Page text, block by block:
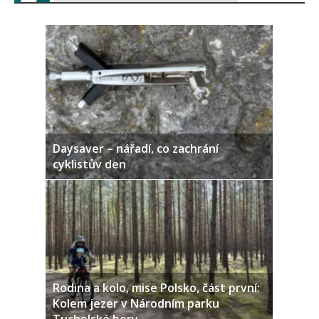
Daysaver – nářadí, co zachrání
cyklistův den
Rodina a kolo, mise Polsko, část první:
Kolem jezer v Národním parku